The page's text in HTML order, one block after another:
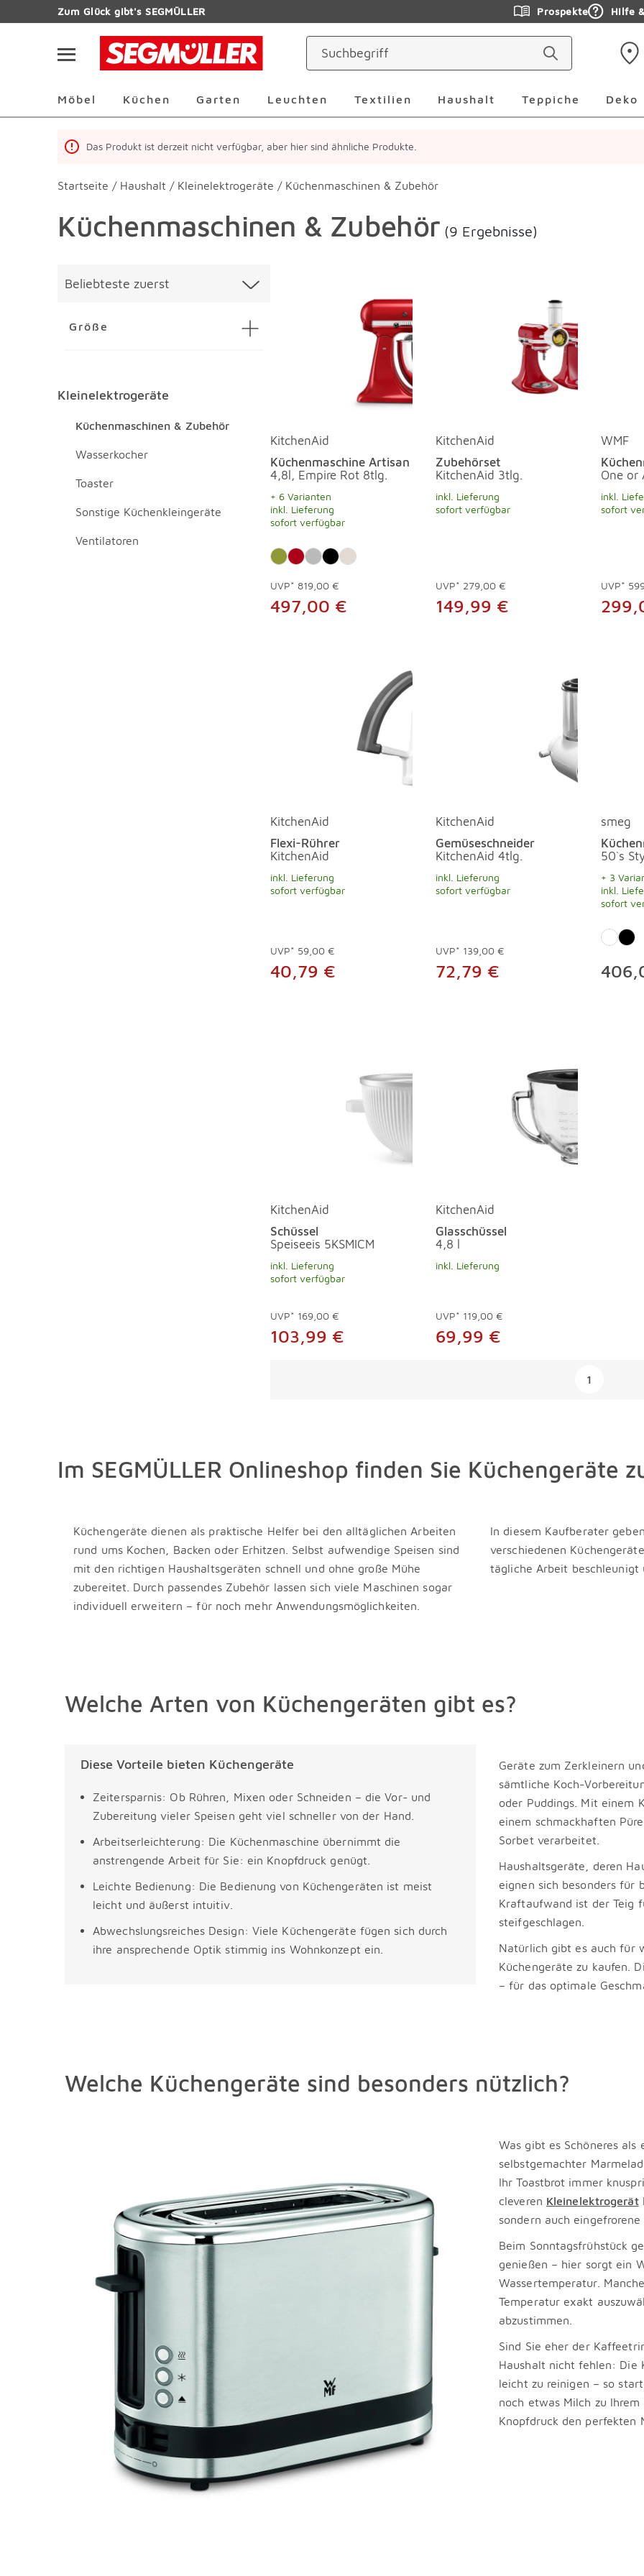
Zum HauptinhaltZum Glück gibt's SEGMÜLLER Prospekte Hilfe
Möbel Küchen Garten Leuchten Textilien Haushalt Teppiche Deko
Das Produkt ist derzeit nicht verfügbar, aber hier sind ähnliche Produkte.
Startseite / Haushalt / Kleinelektrogeräte / Küchenmaschinen & Zubehör
Küchenmaschinen & Zubehör (9 Ergebnisse)
Beliebteste zuerst
Größe
Kleinelektrogeräte Überspringen
Kleinelektrogeräte
Küchenmaschinen & Zubehör
Wasserkocher
Toaster
Sonstige Küchenkleingeräte
Ventilatoren
KitchenAid
Küchenmaschine Artisan
4,8l, Empire Rot 8tlg.
+ 6 Varianten
inkl. Lieferung
sofort verfügbar
UVP* 819,00 €
497,00 €
KitchenAid
Zubehörset
KitchenAid 3tlg.
inkl. Lieferung
sofort verfügbar
UVP* 279,00 €
149,99 €
WMF
One or
inkl.
sofort
UVP*
KitchenAid
Flexi-Rührer
KitchenAid
inkl. Lieferung
sofort verfügbar
UVP* 59,00 €
40,79 €
KitchenAid
Gemüseschneider
KitchenAid 4tlg.
inkl. Lieferung
sofort verfügbar
UVP* 139,00 €
72,79 €
smeg
50`s
+ 3
inkl.
sofort
KitchenAid
Schüssel
Speiseeis 5KSMICM
inkl. Lieferung
sofort verfügbar
UVP* 169,00 €
103,99 €
KitchenAid
Glasschüssel
4,8 l
inkl. Lieferung
UVP* 119,00 €
69,99 €
1
Im SEGMÜLLER Onlineshop finden Sie Küchengeräte
Küchengeräte dienen als praktische Helfer bei den alltäglichen Arbeiten
rund ums Kochen, Backen oder Erhitzen. Selbst aufwendige Speisen sind
mit den richtigen Haushaltsgeräten schnell und ohne große Mühe
zubereitet. Durch passendes Zubehör lassen sich viele Maschinen sogar
individuell erweitern – für noch mehr Anwendungsmöglichkeiten.
In diesem Kaufberater
verschiedenen
tägliche Arbeit
Welche Arten von Küchengeräten gibt es?
Diese Vorteile bieten Küchengeräte
Zeitersparnis: Ob Rühren, Mixen oder Schneiden – die Vor- und
Zubereitung vieler Speisen geht viel schneller von der Hand.
Arbeitserleichterung: Die Küchenmaschine übernimmt die
anstrengende Arbeit für Sie: ein Knopfdruck genügt.
Leichte Bedienung: Die Bedienung von Küchengeräten ist meist
leicht und äußerst intuitiv.
Abwechslungsreiches Design: Viele Küchengeräte fügen sich durch
ihre ansprechende Optik stimmig ins Wohnkonzept ein.
Geräte zum Zerkleinern
sämtliche Koch-
oder Puddings. Mit einem
einem schmackhaften
Sorbet verarbeitet.
Haushaltsgeräte, deren
eignen sich besonders für
Kraftaufwand ist der Teig
steifgeschlagen.
Natürlich gibt es auch für
Küchengeräte zu kaufen.
– für das optimale
Welche Küchengeräte sind besonders nützlich?
Was gibt es Schöneres
selbstgemachter
Ihr Toastbrot immer
cleveren Kleinelektrogerät
sondern auch
Beim Sonntagsfrühstück
genießen – hier sorgt ein
Wassertemperatur.
Temperatur exakt
abzustimmen.
Sind Sie eher der
Haushalt nicht fehlen: Die
leicht zu reinigen – so
noch etwas Milch zu
Knopfdruck den perfekten